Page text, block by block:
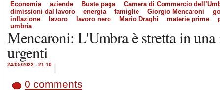
Economia aziende Buste paga
Camera di Commercio
dimissioni dal lavoro
energia famiglie Giorgio Mencaroni
inflazione
lavoro lavoro nero Mario Draghi materie prime
umbria
Mencaroni: L'Umbra è stretta in una
urgenti
24/05/2022 - 21:10 |
0 comments